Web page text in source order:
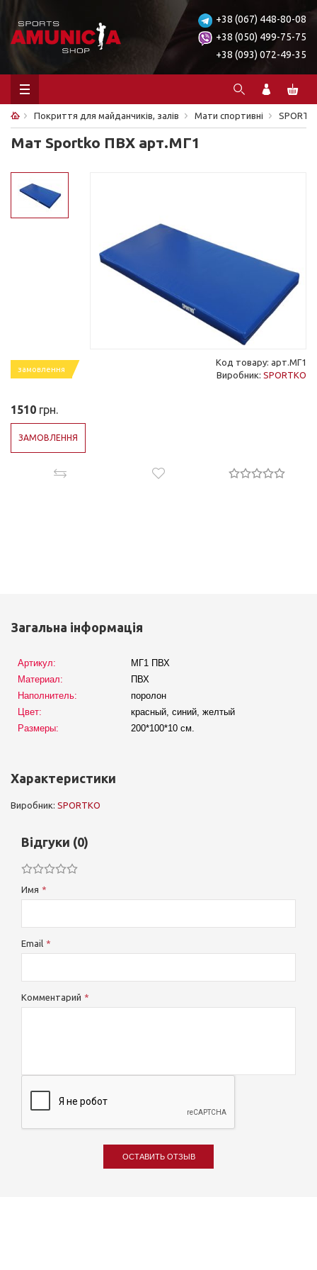
+38 (067) 448-80-08
+38 (050) 499-75-75
+38 (093) 072-49-35
Покриття для майданчиків, залів Мати спортивні
Мат Sportko ПВХ арт.МГ1
замовлення
Код товару: арт.МГ1
Виробник: SPORTKO
1510 грн.
ЗАМОВЛЕННЯ
Загальна інформація
Артикул:
МГ1 ПВХ
Материал:
ПВХ
Наполнитель:
поролон
Цвет:
красный, синий, желтый
Размеры:
200*100*10 см.
Характеристики
Виробник: SPORTKO
Відгуки (0)
Имя
Email
Комментарий
ОСТАВИТЬ ОТЗЫВ